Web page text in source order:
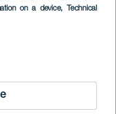
on a device, Technical